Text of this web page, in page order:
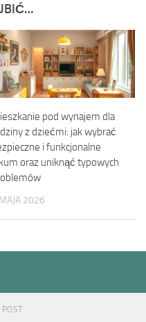
pod wynajem dla
z dziećmi: jak wybrać
i funkcjonalne
oraz uniknąć typowych
2026